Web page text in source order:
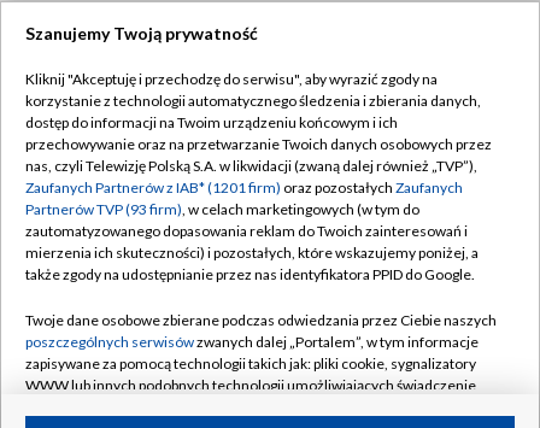
TVP
Abonament TVP
Emisja w TVP
Centrum informacji TVP
Naziemna Telewizja Cyfrowa
Rada Programowa
System NOS
Informacje o nadawcy
Regulamin TVP
Polityka prywatności
Moje zgody
Pomoc
Kontakt
Kanały
Szanujemy Twoją prywatność
Kliknij "Akceptuję i przechodzę do serwisu", aby wyrazić zgody na
korzystanie z technologii automatycznego śledzenia i zbierania danych,
dostęp do informacji na Twoim urządzeniu końcowym i ich
przechowywanie oraz na przetwarzanie Twoich danych osobowych przez
nas, czyli Telewizję Polską S.A. w likwidacji (zwaną dalej również „TVP”),
Zaufanych Partnerów z IAB* (1201 firm) oraz pozostałych Zaufanych
Partnerów TVP (93 firm), w celach marketingowych (w tym do
zautomatyzowanego dopasowania reklam do Twoich zainteresowań i
mierzenia ich skuteczności) i pozostałych, które wskazujemy poniżej, a
także zgody na udostępnianie przez nas identyfikatora PPID do Google.
Twoje dane osobowe zbierane podczas odwiedzania przez Ciebie naszych
poszczególnych serwisówzwanych dalej „Portalem”, w tym informacje
zapisywane za pomocą technologii takich jak: pliki cookie, sygnalizatory
WWW lub innych podobnych technologii umożliwiających świadczenie